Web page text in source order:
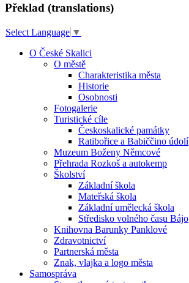
Překlad (translations)
Select Language ▼
O České Skalici
O městě
Charakteristika města
Historie
Osobnosti
Fotogalerie
Turistické cíle
Českoskalické památky
Ratibořice a Babiččino údolí
Muzeum Boženy Němcové
Přehrada Rozkoš a autokemp
Školství
Základní škola
Mateřská škola
Základní umělecká škola
Středisko volného času Bájo
Knihovna Barunky Panklové
Zdravotnictví
Partnerská města
Znak, vlajka a logo města
Samospráva